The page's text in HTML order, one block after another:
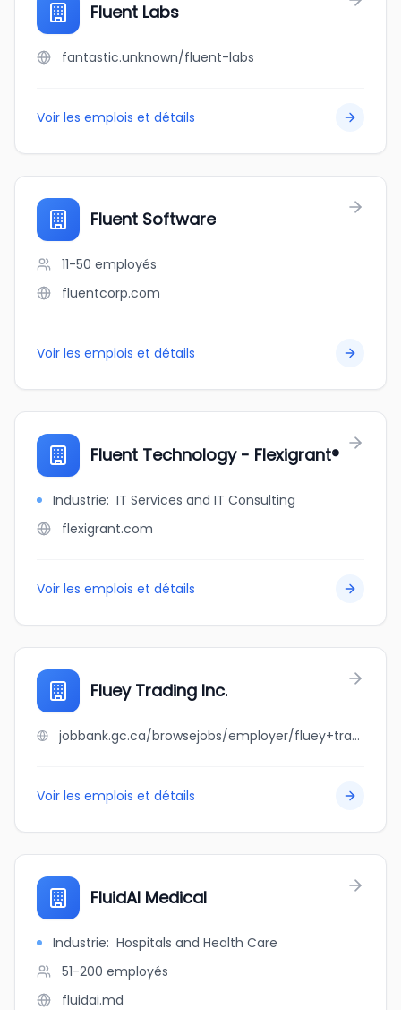
Fluent Labs
fantastic.unknown/fluent-labs
Voir les emplois et détails
Fluent Software
11-50 employés
fluentcorp.com
Voir les emplois et détails
Fluent Technology - Flexigrant®
Industrie: IT Services and IT Consulting
flexigrant.com
Voir les emplois et détails
Fluey Trading Inc.
jobbank.gc.ca/browsejobs/employer/fluey+trading+inc./ca
Voir les emplois et détails
FluidAI Medical
Industrie: Hospitals and Health Care
51-200 employés
fluidai.md